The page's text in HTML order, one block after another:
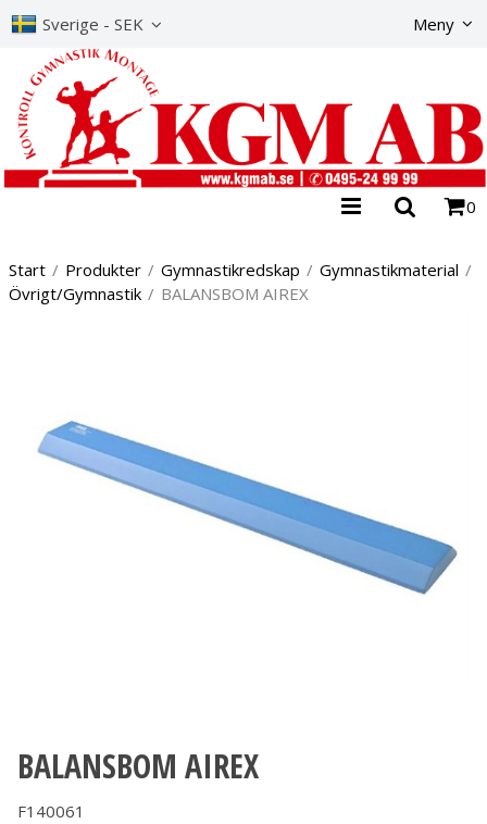
Sverige - SEK Meny
0
Start / Produkter / Gymnastikredskap / Gymnastikmaterial /
Övrigt/Gymnastik / BALANSBOM AIREX
BALANSBOM AIREX
F140061